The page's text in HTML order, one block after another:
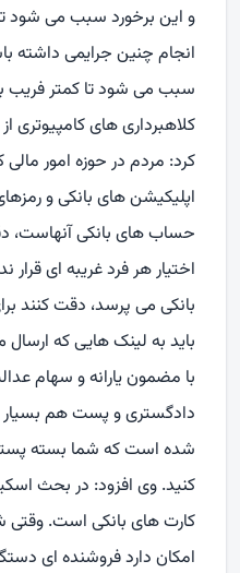
و این برخورد سبب می شود تا
انجام چنین جرایمی داشته
سبب می شود تا کمتر فریب
کلاهبرداری های
کرد: مردم در حوزه امور مالی
اپلیکیشن های بانکی و رمزهای
حساب های بانکی آنهاست،
اختیار هر فرد غریبه ای
بانکی می پرسد، دقت کنند
باید به لینک هایی که
با مضمون یارانه و سهام
دادگستری و پست هم
شده است که شما بسته
کنید. وی افزود: در بحث
کارت های بانکی است.
امکان دارد فروشنده ای